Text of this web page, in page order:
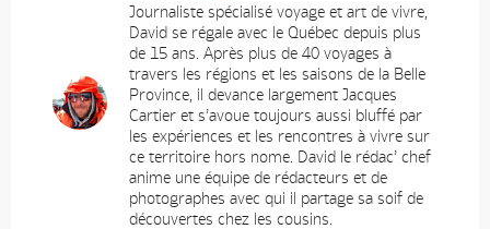
Journaliste spécialisé voyage et art de vivre,
David se régale avec le Québec depuis plus
de 15 ans. Après plus de 40 voyages à
travers les régions et les saisons de la Belle
Province, il devance largement Jacques
Cartier et s’avoue toujours aussi bluffé par
les expériences et les rencontres à vivre sur
ce territoire hors nome. David le rédac’ chef
anime une équipe de rédacteurs et de
photographes avec qui il partage sa soif de
découvertes chez les cousins.